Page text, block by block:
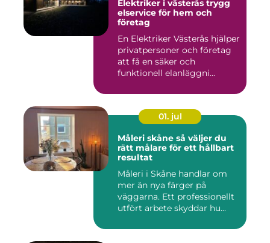
Elektriker i västerås trygg
elservice för hem och
företag
En Elektriker Västerås hjälper
privatpersoner och företag
att få en säker och
funktionell elanläggni...
01. jul
Måleri skåne så väljer du
rätt målare för ett hållbart
resultat
Måleri i Skåne handlar om
mer än nya färger på
väggarna. Ett professionellt
utfört arbete skyddar hu...